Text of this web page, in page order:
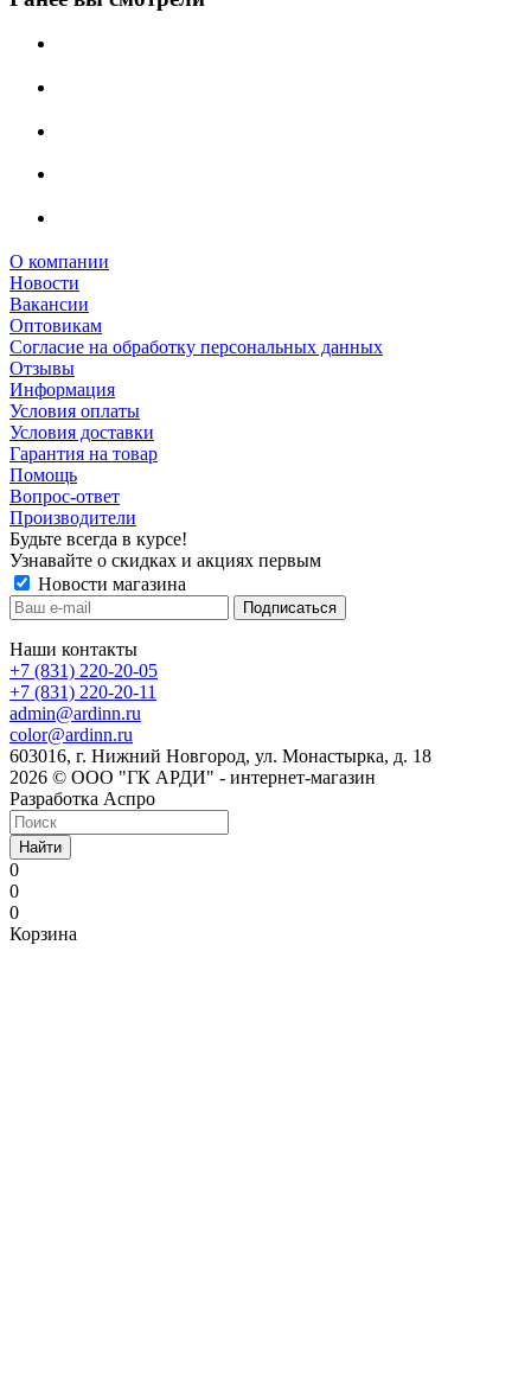
О компании
Новости
Вакансии
Оптовикам
Cогласие на обработку персональных данных
Отзывы
Информация
Условия оплаты
Условия доставки
Гарантия на товар
Помощь
Вопрос-ответ
Производители
Будьте всегда в курсе!
Узнавайте о скидках и акциях первым
Новости магазина
Наши контакты
+7 (831) 220-20-05
+7 (831) 220-20-11
admin@ardinn.ru
color@ardinn.ru
603016, г. Нижний Новгород, ул. Монастырка, д. 18
2026 © ООО "ГК АРДИ" - интернет-магазин
Разработка Аспро
Найти
0
0
0
Корзина